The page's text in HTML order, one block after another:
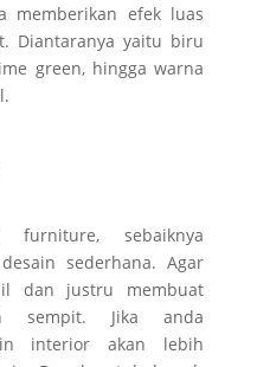
memberikan efek luas
Diantaranya yaitu biru
green, hingga warna
sebaiknya
sederhana. Agar
dan justru membuat
sempit. Jika anda
interior akan lebih